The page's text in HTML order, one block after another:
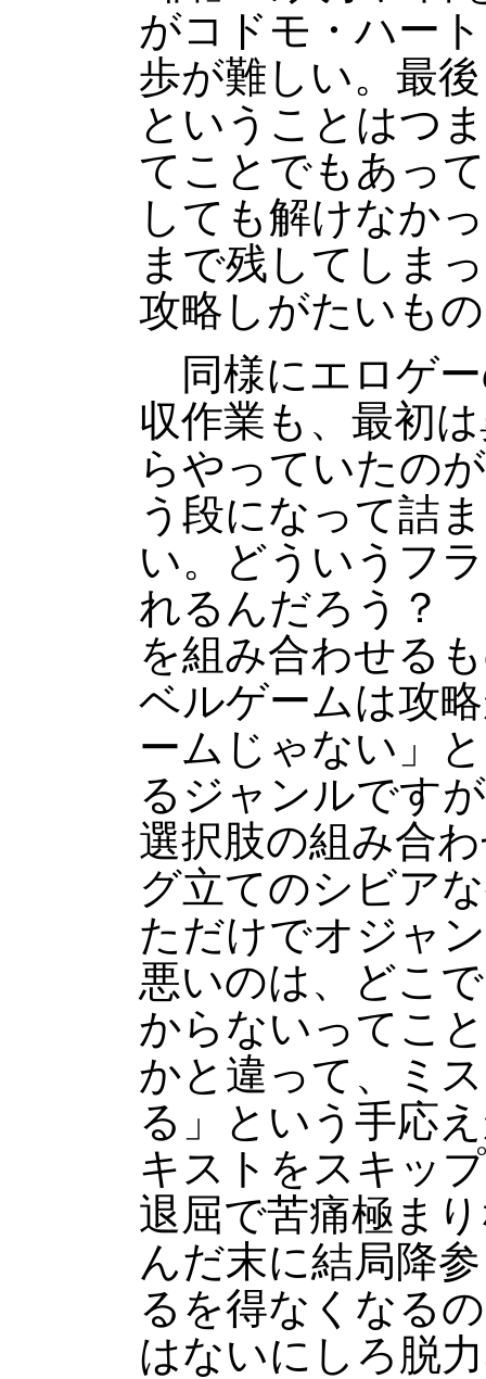
がコドモ・ハー
歩が難しい。最
ということはつ
てことでもあっ
しても解けなか
まで残してしま
攻略しがたいも
同様にエロゲー
収作業も、最初
らやっていたの
う段になって詰
い。どういうフ
れるんだろう？
を組み合わせる
ベルゲームは攻
ームじゃない」
るジャンルです
選択肢の組み合
グ立てのシビア
ただけでオジャ
悪いのは、どこ
からないってこ
かと違って、ミ
る」という手応
キストをスキッ
退屈で苦痛極ま
んだ末に結局降
るを得なくなる
はないにしろ脱